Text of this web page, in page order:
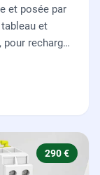
et posée par
et
recharger
290 €